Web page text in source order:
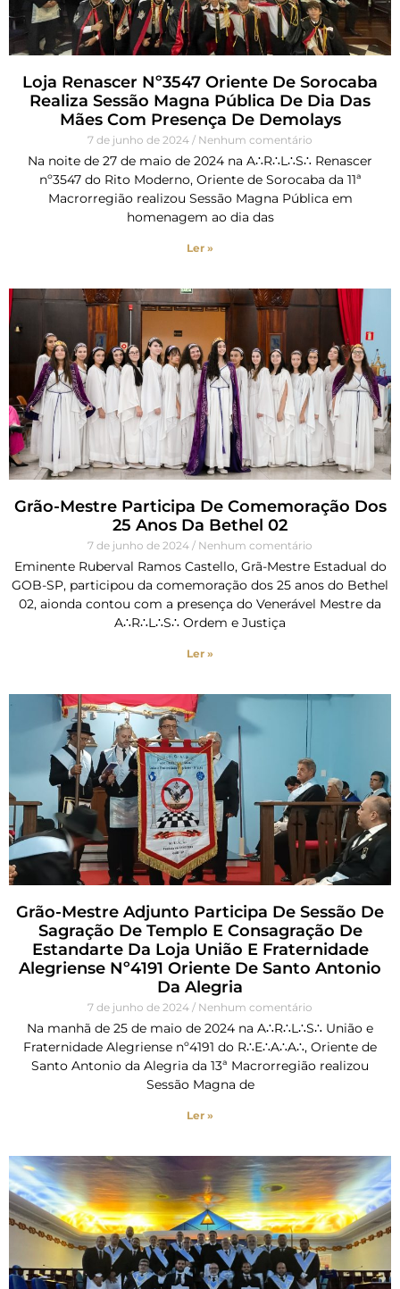
Loja Renascer Nº3547 Oriente De Sorocaba
Realiza Sessão Magna Pública De Dia Das
Mães Com Presença De Demolays
7 de junho de 2024 Nenhum comentário
Na noite de 27 de maio de 2024 na A∴R∴L∴S∴ Renascer
nº3547 do Rito Moderno, Oriente de Sorocaba da 11ª
Macrorregião realizou Sessão Magna Pública em
homenagem ao dia das
Ler »
Grão-Mestre Participa De Comemoração Dos
25 Anos Da Bethel 02
7 de junho de 2024 Nenhum comentário
Eminente Ruberval Ramos Castello, Grã-Mestre Estadual do
GOB-SP, participou da comemoração dos 25 anos do Bethel
02, aionda contou com a presença do Venerável Mestre da
A∴R∴L∴S∴ Ordem e Justiça
Ler »
Grão-Mestre Adjunto Participa De Sessão De
Sagração De Templo E Consagração De
Estandarte Da Loja União E Fraternidade
Alegriense Nº4191 Oriente De Santo Antonio
Da Alegria
7 de junho de 2024 Nenhum comentário
Na manhã de 25 de maio de 2024 na A∴R∴L∴S∴ União e
Fraternidade Alegriense nº4191 do R∴E∴A∴A∴, Oriente de
Santo Antonio da Alegria da 13ª Macrorregião realizou
Sessão Magna de
Ler »